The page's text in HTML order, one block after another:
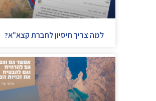
למה צריך חיסיון לחברת קצא"א?